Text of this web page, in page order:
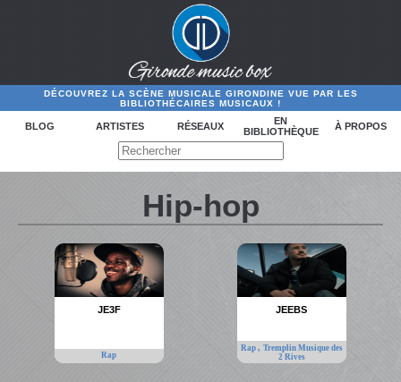
DÉCOUVREZ LA SCÈNE MUSICALE GIRONDINE VUE PAR LES
BIBLIOTHÉCAIRES MUSICAUX !
BLOG ARTISTES RÉSEAUX
EN
BIBLIOTHÈQUE
À PROPOS
Hip-hop
JE3F
Rap
JEEBS
Rap , Tremplin Musique des
2 Rives